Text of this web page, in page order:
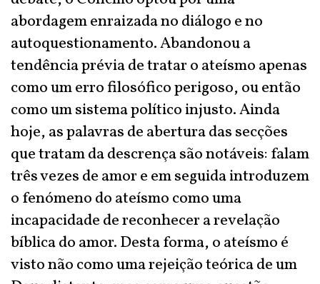
abordagem enraizada no diálogo e no
autoquestionamento. Abandonou a
tendência prévia de tratar o ateísmo apenas
como um erro filosófico perigoso, ou então
como um sistema político injusto. Ainda
hoje, as palavras de abertura das secções
que tratam da descrença são notáveis: falam
três vezes de amor e em seguida introduzem
o fenómeno do ateísmo como uma
incapacidade de reconhecer a revelação
bíblica do amor. Desta forma, o ateísmo é
visto não como uma rejeição teórica de um